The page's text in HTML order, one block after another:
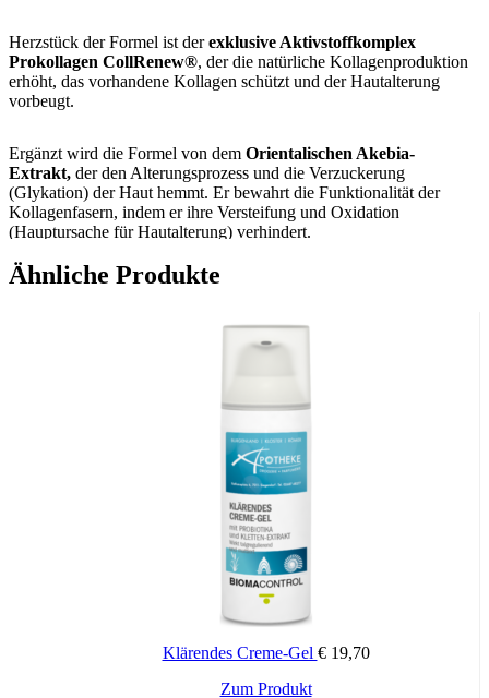
Herzstück der Formel ist derexklusive Aktivstoffkomplex
Prokollagen CollRenew®, der die natürliche Kollagenproduktion
erhöht, das vorhandene Kollagen schützt und der Hautalterung
vorbeugt.
Ergänzt wird die Formel von dem Orientalischen Akebia-
Extrakt, der den Alterungsprozess und die Verzuckerung
(Glykation) der Haut hemmt. Er bewahrt die Funktionalität der
Kollagenfasern, indem er ihre Versteifung und Oxidation
(Hauptursache für Hautalterung) verhindert.
Das Ergebnis ist ein tiefenwirksam straffender Lifting-Effekt
elastischere und glattere Haut und einen ebenmäßigen Teint.
frische und blumige Duftist mit leichten orientalischen Noten
angereichert, um Haut und Sinne zu verwöhnen.
Nach der Reinigung auf Gesicht und Hals auftragen.
Tragen Sie vor der Creme das Lifting-Serum auf, um maximale
Wirksamkeit zu erhalten. Ergänzen Sie die Anti-Aging Wirkung von
Ähnliche Produkte
Klärendes Creme-Gel €19,70
Zum Produkt